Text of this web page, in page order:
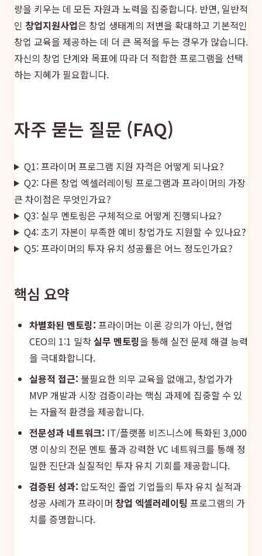
량을 키우는 데 모든 자원과 노력을 집중합니다. 반면, 일반적
인 창업지원사업은 창업 생태계의 저변을 확대하고 기본적인
창업 교육을 제공하는 데 더 큰 목적을 두는 경우가 많습니다.
자신의 창업 단계와 목표에 따라 더 적합한 프로그램을 선택
하는 지혜가 필요합니다.
자주 묻는 질문 (FAQ)
Q1: 프라이머 프로그램 지원 자격은 어떻게 되나요?
Q2: 다른 창업 엑셀러레이팅 프로그램과 프라이머의 가장
큰 차이점은 무엇인가요?
Q3: 실무 멘토링은 구체적으로 어떻게 진행되나요?
Q4: 초기 자본이 부족한 예비 창업가도 지원할 수 있나요?
Q5: 프라이머의 투자 유치 성공률은 어느 정도인가요?
핵심 요약
차별화된 멘토링: 프라이머는 이론 강의가 아닌, 현업
CEO의 1:1 밀착실무 멘토링을 통해 실전 문제 해결 능력
을 극대화합니다.
실용적 접근: 불필요한 의무 교육을 없애고, 창업가가
MVP 개발과 시장 검증이라는 핵심 과제에 집중할 수 있
는 자율적 환경을 제공합니다.
전문성과 네트워크: IT/플랫폼 비즈니스에 특화된 3,000
명 이상의 전문 멘토 풀과 강력한 VC 네트워크를 통해 정
밀한 진단과 실질적인 투자 유치 기회를 제공합니다.
검증된 성과: 압도적인 졸업 기업들의 투자 유치 실적과
성공 사례가 프라이머 창업 엑셀러레이팅 프로그램의 가
치를 증명합니다.